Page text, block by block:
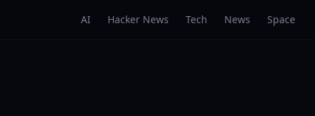
AI Hacker News Tech News Space